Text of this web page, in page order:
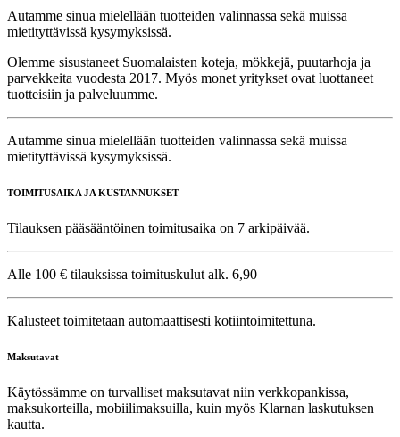
Autamme sinua mielellään tuotteiden valinnassa sekä muissa
mietityttävissä kysymyksissä.
Olemme sisustaneet Suomalaisten koteja, mökkejä, puutarhoja ja
parvekkeita vuodesta 2017. Myös monet yritykset ovat luottaneet
tuotteisiin ja palveluumme.
Autamme sinua mielellään tuotteiden valinnassa sekä muissa
mietityttävissä kysymyksissä.
TOIMITUSAIKA JA KUSTANNUKSET
Tilauksen pääsääntöinen toimitusaika on 7 arkipäivää.
Alle 100 € tilauksissa toimituskulut alk. 6,90
Kalusteet toimitetaan automaattisesti kotiintoimitettuna.
Maksutavat
Käytössämme on turvalliset maksutavat niin verkkopankissa,
maksukorteilla, mobiilimaksuilla, kuin myös Klarnan laskutuksen
kautta.